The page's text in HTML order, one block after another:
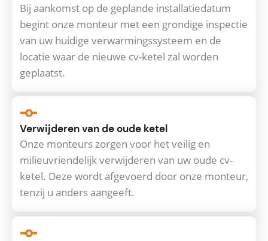
Bij aankomst op de geplande installatiedatum
begint onze monteur met een grondige inspectie
van uw huidige verwarmingssysteem en de
locatie waar de nieuwe cv-ketel zal worden
geplaatst.
Verwijderen van de oude ketel
Onze monteurs zorgen voor het veilig en
milieuvriendelijk verwijderen van uw oude cv-
ketel. Deze wordt afgevoerd door onze monteur,
tenzij u anders aangeeft.